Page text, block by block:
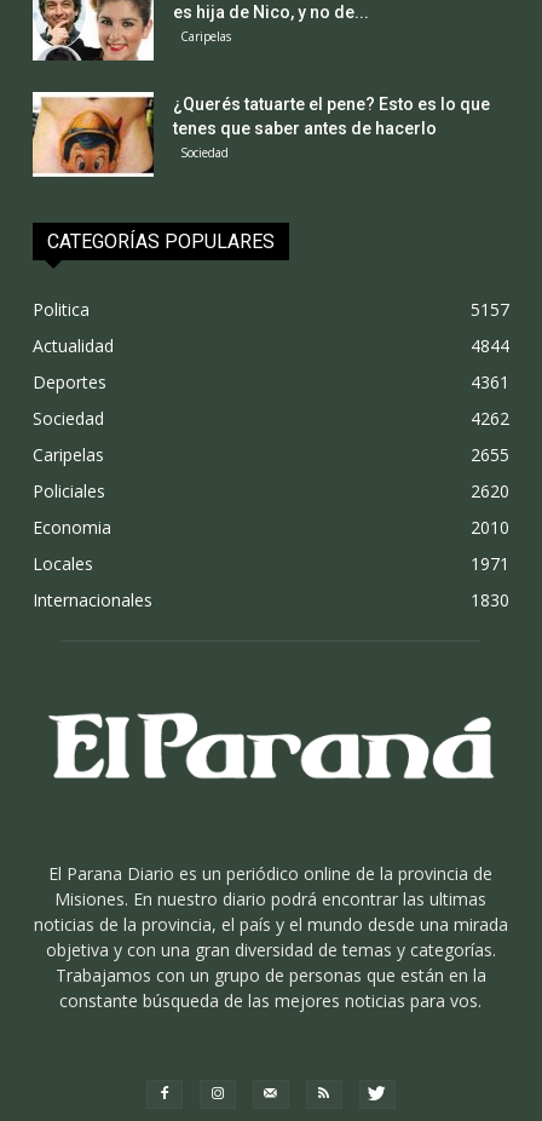
es hija de Nico, y no de...
Caripelas
¿Querés tatuarte el pene? Esto es lo que
tenes que saber antes de hacerlo
Sociedad
CATEGORÍAS POPULARES
Politica
5157
Actualidad
4844
Deportes
4361
Sociedad
4262
Caripelas
2655
Policiales
2620
Economia
2010
Locales
1971
Internacionales
1830
El Parana Diario es un periódico online de la provincia de
Misiones. En nuestro diario podrá encontrar las ultimas
noticias de la provincia, el país y el mundo desde una mirada
objetiva y con una gran diversidad de temas y categorías.
Trabajamos con un grupo de personas que están en la
constante búsqueda de las mejores noticias para vos.